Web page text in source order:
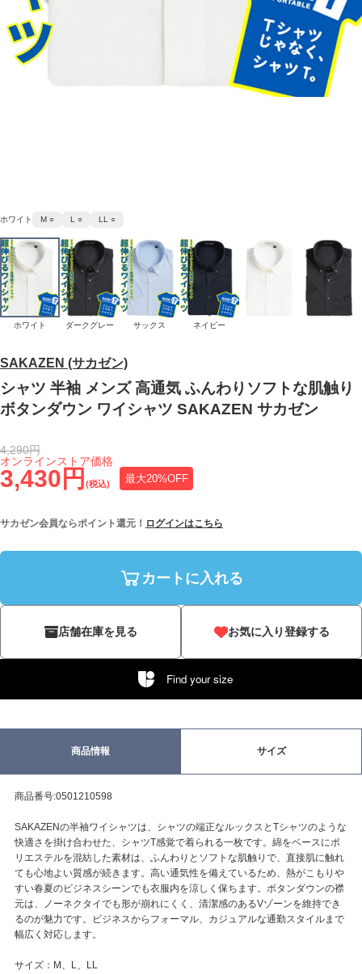
SAKAZEN (サカゼン)
シャツ 半袖 メンズ 高通気 ふんわりソフトな肌触り
ボタンダウン ワイシャツ SAKAZEN サカゼン
3,430円 (税込) 最大20%OFF
オンラインストア価格
4,290円
サカゼン会員ならポイント還元！ ログインはこちら
カートに入れる
店舗在庫を見る お気に入り登録する
Find your size
ホワイト M ○ L ○ LL ○
ホワイト ダークグレー サックス ネイビー
商品情報 サイズ
商品番号:0501210598
SAKAZENの半袖ワイシャツは、シャツの端正なルックスとTシャツのような
快適さを掛け合わせた、シャツT感覚で着られる一枚です。綿をベースにポ
リエステルを混紡した素材は、ふんわりとソフトな肌触りで、直接肌に触れ
ても心地よい質感が続きます。高い通気性を備えているため、熱がこもりや
すい春夏のビジネスシーンでも衣服内を涼しく保ちます。ボタンダウンの襟
元は、ノーネクタイでも形が崩れにくく、清潔感のあるVゾーンを維持でき
るのが魅力です。ビジネスからフォーマル、カジュアルな通勤スタイルまで
幅広く対応します。
サイズ：M、L、LL